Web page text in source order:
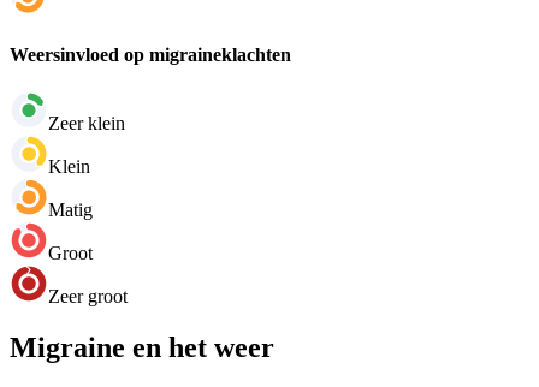
Weersinvloed op migraineklachten
Zeer klein
Klein
Matig
Groot
Zeer groot
Migraine en het weer